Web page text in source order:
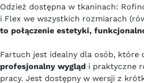
Odzież dostępna w tkaninach:
i Flex we wszystkich rozmiarach
to połączenie estetyki,
Fartuch jest idealny dla osób, które
profesjonalny wygląd i praktyczne
pracy. Jest dostępny w wersji z